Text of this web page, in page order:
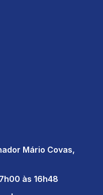
Mário Covas,
às 16h48